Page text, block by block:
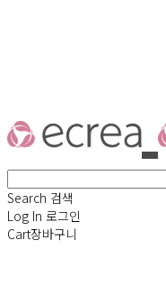
Search 검색
Log In 로그인
Cart장바구니